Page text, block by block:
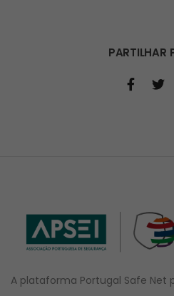
PARTILHAR
A plataforma Portugal Safe